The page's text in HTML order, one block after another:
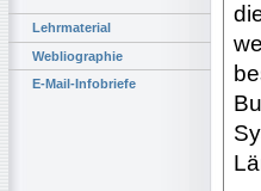
Lehrmaterial
Webliographie
E-Mail-Infobriefe